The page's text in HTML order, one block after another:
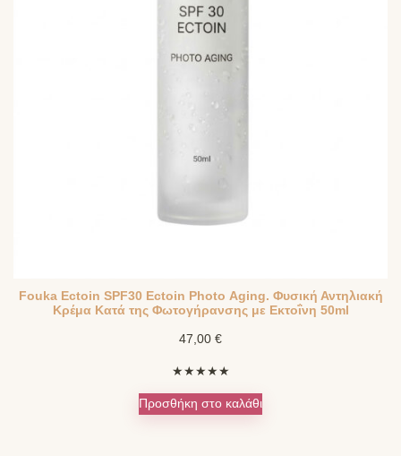
Fouka Ectoin SPF30 Ectoin Photo Αging. Φυσική Αντηλιακή
Κρέμα Κατά της Φωτογήρανσης με Eκτοΐνη 50ml
47,00 €
★ ★ ★ ★ ★
Προσθήκη στο καλάθι